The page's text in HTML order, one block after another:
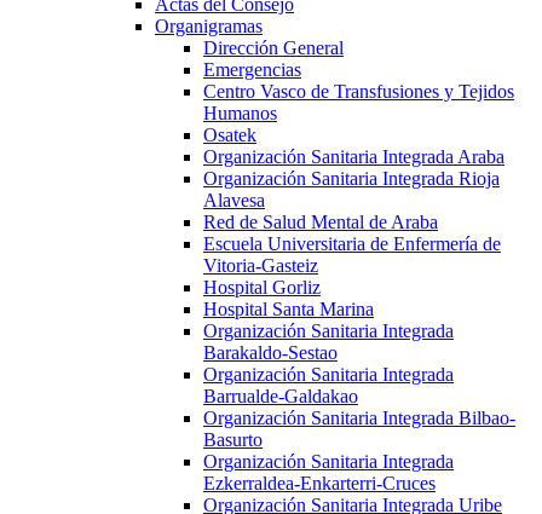
Actas del Consejo
Organigramas
Dirección General
Emergencias
Centro Vasco de Transfusiones y Tejidos
Humanos
Osatek
Organización Sanitaria Integrada Araba
Organización Sanitaria Integrada Rioja
Alavesa
Red de Salud Mental de Araba
Escuela Universitaria de Enfermería de
Vitoria-Gasteiz
Hospital Gorliz
Hospital Santa Marina
Organización Sanitaria Integrada
Barakaldo-Sestao
Organización Sanitaria Integrada
Barrualde-Galdakao
Organización Sanitaria Integrada Bilbao-
Basurto
Organización Sanitaria Integrada
Ezkerraldea-Enkarterri-Cruces
Organización Sanitaria Integrada Uribe